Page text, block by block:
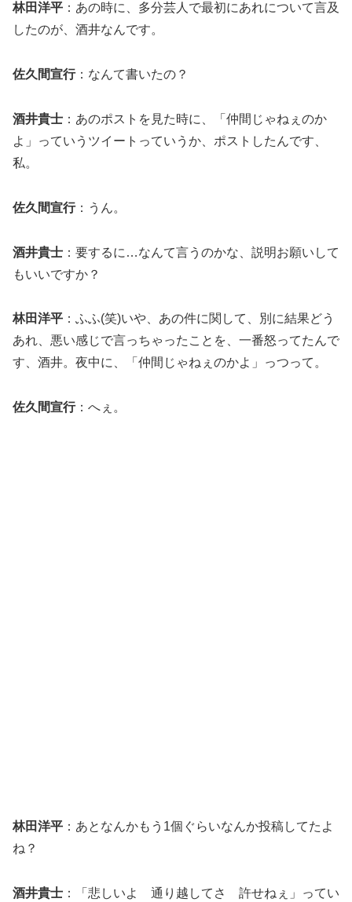
林田洋平 ：あの時に、多分芸人で最初にあれについて言及
したのが、酒井なんです。
佐久間宣行：なんて書いたの？
酒井貴士 ：あのポストを見た時に、「仲間じゃねぇのか
よ」っていうツイートっていうか、ポストしたんです、
私。
佐久間宣行：うん。
酒井貴士 ：要するに…なんて言うのかな、説明お願いして
もいいですか？
林田洋平 ：ふふ(笑)いや、あの件に関して、別に結果どう
あれ、悪い感じで言っちゃったことを、一番怒ってたんで
す、酒井。夜中に、「仲間じゃねぇのかよ」っつって。
佐久間宣行：へぇ。
林田洋平 ：あとなんかもう1個ぐらいなんか投稿してたよ
ね？
酒井貴士 ：「悲しいよ 通り越してさ 許せねぇ」ってい